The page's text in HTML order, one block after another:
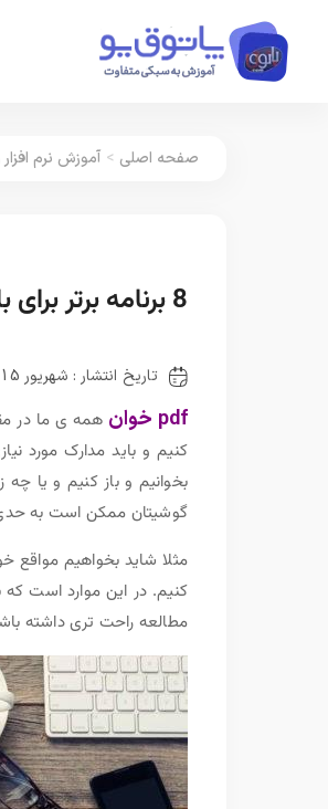
صفحه اصلی > آموزش نرم افزار
8 برنامه برتر برای باز کردن فایل های PDF
تاریخ انتشار : شهریور 15, 1397
pdf خوان همه ی ما در
کنیم و باید مدارک مورد
بخوانیم و باز کنیم و یا
گوشیتان ممکن است به حدی
مثلا شاید بخواهیم مواقع
کنیم. در این موارد است که
مطالعه راحت تری داشته